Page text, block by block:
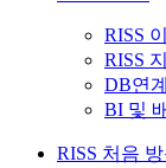
RISS
RISS
DB연
BI 및
RISS 처음